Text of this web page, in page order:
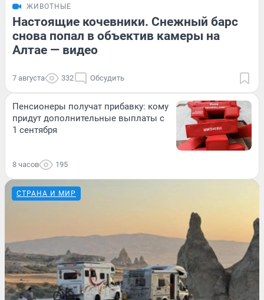
ЖИВОТНЫЕ
Настоящие кочевники. Снежный барс
снова попал в объектив камеры на
Алтае — видео
7 августа 332 Обсудить
Пенсионеры получат прибавку: кому
придут дополнительные выплаты с
1 сентября
8 часов 195
СТРАНА И МИР